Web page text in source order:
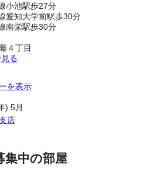
小池駅歩27分
愛知大学前駅歩30分
南栄駅歩30分
４丁目
る
を表示
) 5月
店
集中の部屋